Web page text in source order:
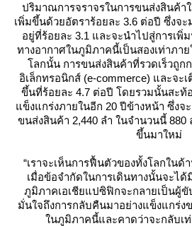
ปริมาณการจราจรในการขนส่งสินค้า
เพิ่มขึ้นด้วยอัตราร้อยละ 3.6 ต่อปี ซึ่งจะ
อยู่ที่ร้อยละ 3.1 และจะนำไปสู่การเ
ทางอากาศในภูมิภาคนี้เป็นสองเท่าภา
ลกนั้น การขนส่งสินค้าที่รวดเร็วถูก
อิเล็กทรอนิกส์ (e-commerce) และจะ
ขึ้นที่ร้อยละ 4.7 ต่อปี โดยรวมนั้นสะท้
ข็งแกร่งภายในอีก 20 ปีข้างหน้า ซึ่งจ
ขนส่งสินค้า 2,440 ลำ ในจำนวนนี้ 880
ขึ้นมาใหม่
“เราจะเห็นการฟื้นตัวของทั้งโลกในด้
เมื่อข้อจำกัดในการเดินทางนั้นจะไ
ภูมิภาคเอเชียแปซิฟิกจะกลายเป็นผู้ขั
มั่นใจถึงการกลับคืนมาอย่างแข็งแกร่ง
นภูมิภาคนี้และคาดว่าจะกลับเท่